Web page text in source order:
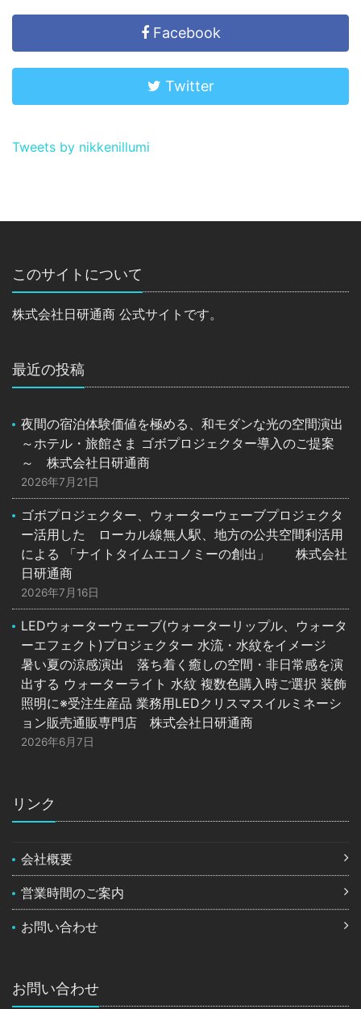
Facebook
Twitter
Tweets by nikkenillumi
このサイトについて
株式会社日研通商 公式サイトです。
最近の投稿
夜間の宿泊体験価値を極める、和モダンな光の空間演出
～ホテル・旅館さま ゴボプロジェクター導入のご提案
～ 株式会社日研通商
2026年7月21日
ゴボプロジェクター、ウォーターウェーブプロジェクタ
ー活用した ローカル線無人駅、地方の公共空間利活用
による 「ナイトタイムエコノミーの創出」 株式会社
日研通商
2026年7月16日
LEDウォーターウェーブ(ウォーターリップル、ウォータ
ーエフェクト)プロジェクター 水流・水紋をイメージ
暑い夏の涼感演出 落ち着く癒しの空間・非日常感を演
出する ウォーターライト 水紋 複数色購入時ご選択 装飾
照明に※受注生産品 業務用LEDクリスマスイルミネーシ
ョン販売通販専門店 株式会社日研通商
2026年6月7日
リンク
会社概要
営業時間のご案内
お問い合わせ
お問い合わせ